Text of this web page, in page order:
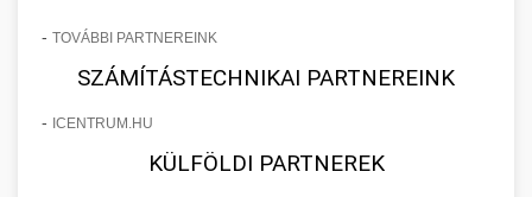
- TOVÁBBI PARTNEREINK
SZÁMÍTÁSTECHNIKAI PARTNEREINK
- ICENTRUM.HU
KÜLFÖLDI PARTNEREK